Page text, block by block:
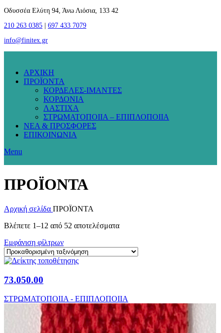
Οδυσσέα Ελύτη 94, Άνω Λιόσια, 133 42
210 263 0385
697 433 7079
info@finitex.gr
ΑΡΧΙΚΗ
ΠΡΟΪΟΝΤΑ
ΚΟΡΔΕΛΕΣ-ΙΜΑΝΤΕΣ
ΚΟΡΔΟΝΙΑ
ΛΑΣΤΙΧΑ
ΣΤΡΩΜΑΤΟΠΟΙΙΑ – ΕΠΙΠΛΟΠΟΙΙΑ
ΝΕΑ & ΠΡΟΣΦΟΡΕΣ
ΕΠΙΚΟΙΝΩΝΙΑ
Menu
ΠΡΟΪΟΝΤΑ
Αρχική σελίδα ΠΡΟΪΟΝΤΑ
Βλέπετε 1–12 από 52 αποτελέσματα
Εμφάνιση φίλτρων
73.050.00
ΣΤΡΩΜΑΤΟΠΟΙΙΑ - ΕΠΙΠΛΟΠΟΙΙΑ